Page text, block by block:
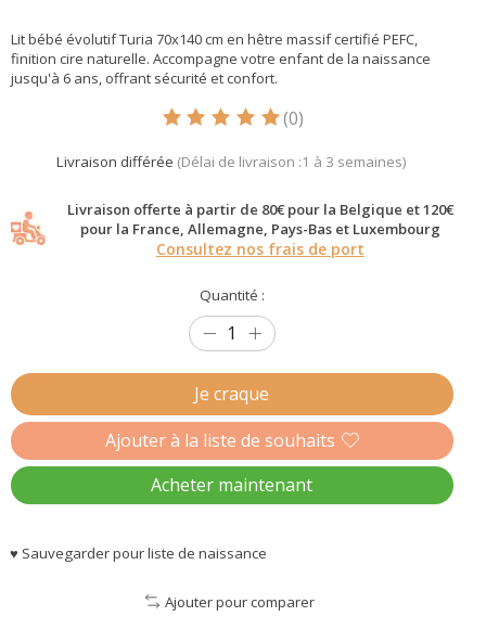
Lit bébé évolutif Turia 70x140 cm en hêtre massif certifié PEFC,
finition cire naturelle. Accompagne votre enfant de la naissance
jusqu'à 6 ans, offrant sécurité et confort.
Ce produit est évalué à
(0)
Livraison différée (Délai de livraison :1 à 3 semaines)
Livraison offerte à partir de 80€ pour la Belgique et 120€
pour la France, Allemagne, Pays-Bas et Luxembourg
Consultez nos frais de port
Quantité :
Je craque
Ajouter à la liste de souhaits
Acheter maintenant
♥ Sauvegarder pour liste de naissance
Ajouter pour comparer